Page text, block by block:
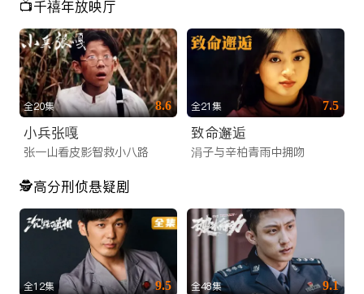
📺千禧年放映厅
全20集 8.6
小兵张嘎
张一山看皮影智救小八路
全21集 7.5
致命邂逅
涓子与辛柏青雨中拥吻
🕵️高分刑侦悬疑剧
全12集 9.5 全48集 9.1